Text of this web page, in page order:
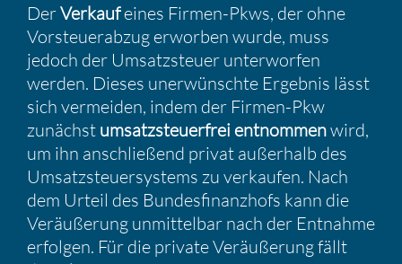
DerVerkaufeines Firmen-Pkws, der ohne
Vorsteu­er­abzug erworben wurde, muss
jedoch der Umsatz­steuer unter­worfen
werden. Dieses unerwünschte Ergebnis lässt
sich vermeiden, indem der Firmen-Pkw
zunächst umsatz­steu­er­frei entnommenwird,
um ihn anschlie­ßend privat außer­halb des
Umsatz­steu­er­sys­tems zu verkaufen. Nach
dem Urteil des Bundes­fi­nanz­hofs kann die
Veräu­ße­rung unmit­telbar nach der Entnahme
erfolgen. Für die private Veräu­ße­rung fällt